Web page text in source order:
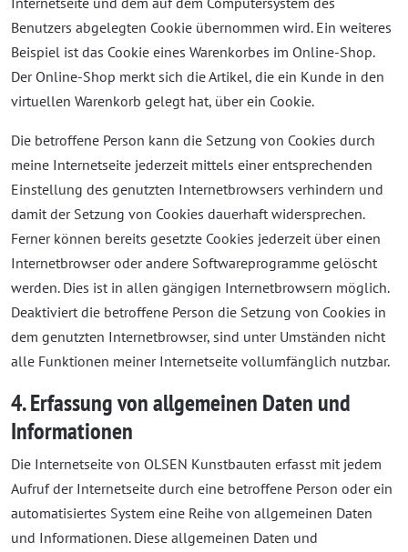
Benutzers abgelegten Cookie übernommen wird. Ein weiteres
Beispiel ist das Cookie eines Warenkorbes im Online-Shop.
Der Online-Shop merkt sich die Artikel, die ein Kunde in den
virtuellen Warenkorb gelegt hat, über ein Cookie.
Die betroffene Person kann die Setzung von Cookies durch
meine Internetseite jederzeit mittels einer entsprechenden
Einstellung des genutzten Internetbrowsers verhindern und
damit der Setzung von Cookies dauerhaft widersprechen.
Ferner können bereits gesetzte Cookies jederzeit über einen
Internetbrowser oder andere Softwareprogramme gelöscht
werden. Dies ist in allen gängigen Internetbrowsern möglich.
Deaktiviert die betroffene Person die Setzung von Cookies in
dem genutzten Internetbrowser, sind unter Umständen nicht
alle Funktionen meiner Internetseite vollumfänglich nutzbar.
4. Erfassung von allgemeinen Daten und
Informationen
Die Internetseite von OLSEN Kunstbauten erfasst mit jedem
Aufruf der Internetseite durch eine betroffene Person oder ein
automatisiertes System eine Reihe von allgemeinen Daten
und Informationen. Diese allgemeinen Daten und